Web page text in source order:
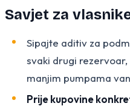
Savjet za
Sipajte aditiv za
svaki drugi
manjim pumpama
Prije kupovine